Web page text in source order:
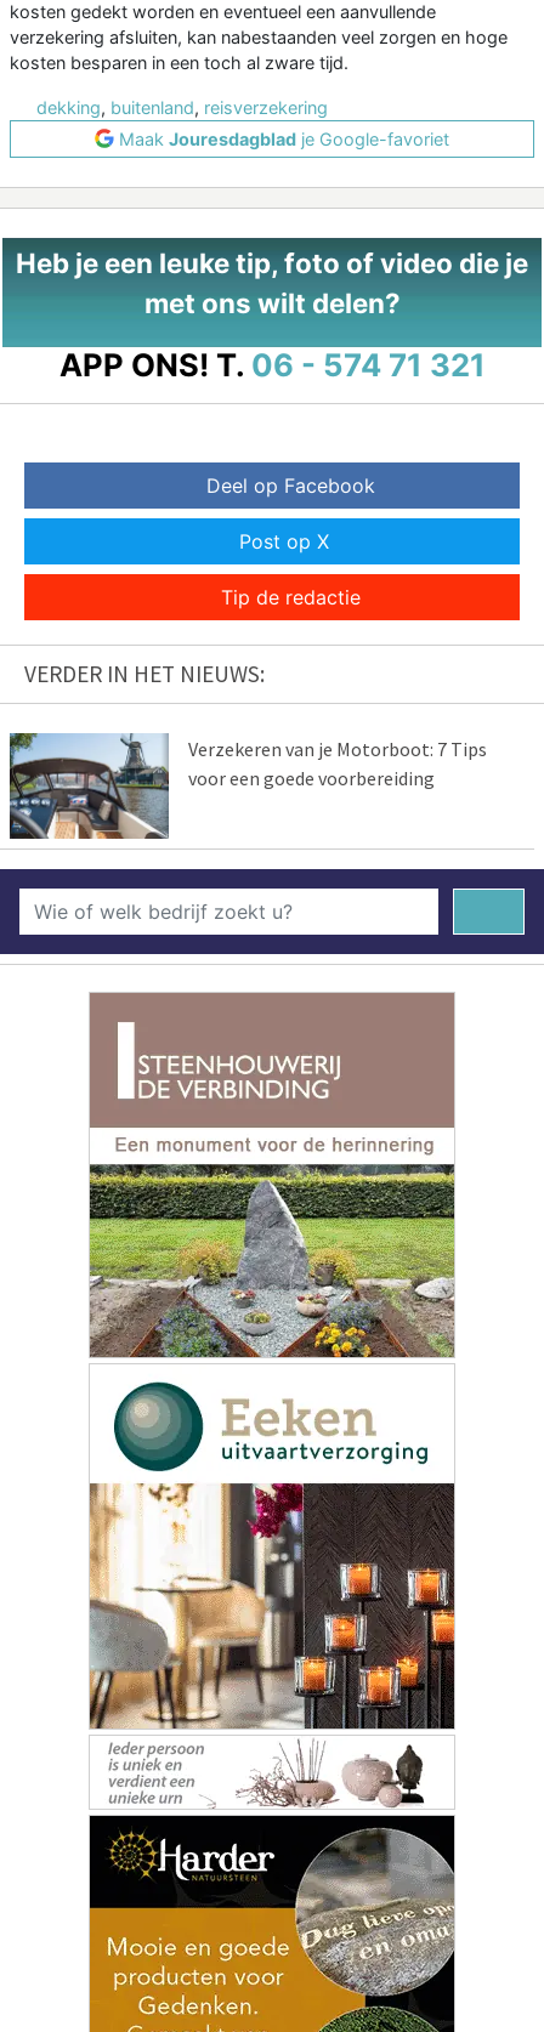
kosten gedekt worden en eventueel een aanvullende
verzekering afsluiten, kan nabestaanden veel zorgen en hoge
kosten besparen in een toch al zware tijd.
dekking, buitenland, reisverzekering
Maak Jouresdagblad je Google-favoriet
Heb je een leuke tip, foto of video die je
met ons wilt delen?
APP ONS! T. 06 - 574 71 321
Deel op Facebook
Post op X
Tip de redactie
VERDER IN HET NIEUWS:
Verzekeren van je Motorboot: 7 Tips
voor een goede voorbereiding